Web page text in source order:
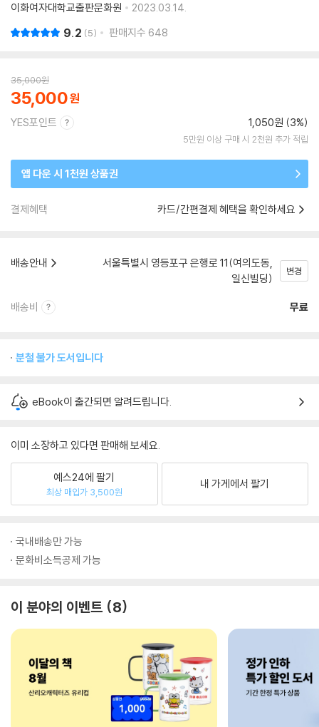
이화여자대학교출판문화원
2023.03.14.
9.2 5 판매지수 648
35,000원
35,000
YES포인트 1,050원 (3%)
5만원 이상 구매 시 2천원 추가 적립
앱 다운 시 1천원 상품권
결제혜택 카드/간편결제 혜택을 확인하세요
배송안내
서울특별시 영등포구 은행로 11(여의도동,
일신빌딩)
변경
배송비 무료
분철 불가 도서입니다
eBook이 출간되면 알려드립니다.
이미 소장하고 있다면 판매해 보세요.
예스24에 팔기
최상 매입가 3,500원
내 가게에서 팔기
국내배송만 가능
문화비소득공제 가능
이 분야의 이벤트 8